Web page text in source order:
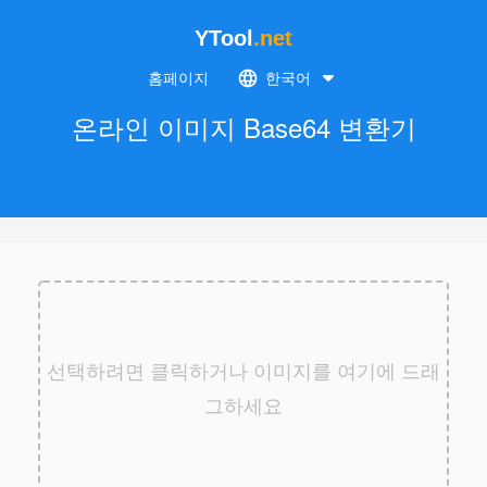
YTool .net
홈페이지 한국어
온라인 이미지 Base64 변환기
선택하려면 클릭하거나 이미지를 여기에 드래
그하세요